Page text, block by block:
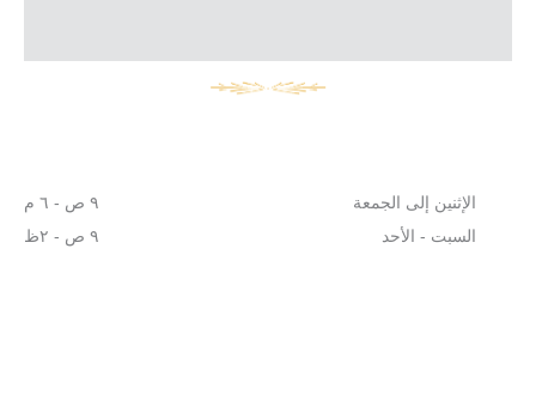
الإثنين إلى الجمعة
٩ ص - ٦ م
السبت - الأحد
٩ ص - ٢ظ